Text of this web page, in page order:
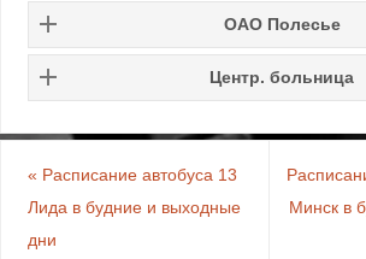
ОАО Полесье
Центр. больница
« Расписание автобуса 13
Лида в будние и выходные
дни
Минск в